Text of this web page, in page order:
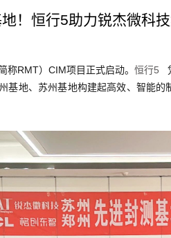
！恒行5助力锐杰微科
称RMT）CIM项目正式启动。恒行5
基地、苏州基地构建起高效、智能的